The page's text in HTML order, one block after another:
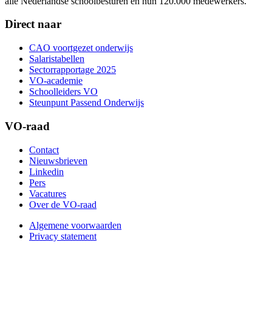
Direct naar
CAO voortgezet onderwijs
Salaristabellen
Sectorrapportage 2025
VO-academie
Schoolleiders VO
Steunpunt Passend Onderwijs
VO-raad
Contact
Nieuwsbrieven
Linkedin
Pers
Vacatures
Over de VO-raad
Algemene voorwaarden
Privacy statement